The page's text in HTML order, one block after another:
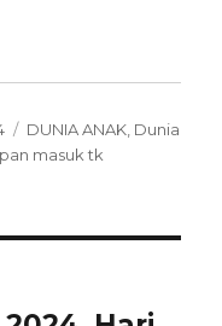
Categories
DUNIA ANAK, Dunia
masuk tk